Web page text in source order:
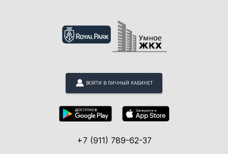
ВОЙТИ В ЛИЧНЫЙ КАБИНЕТ
+7 (911) 789-62-37